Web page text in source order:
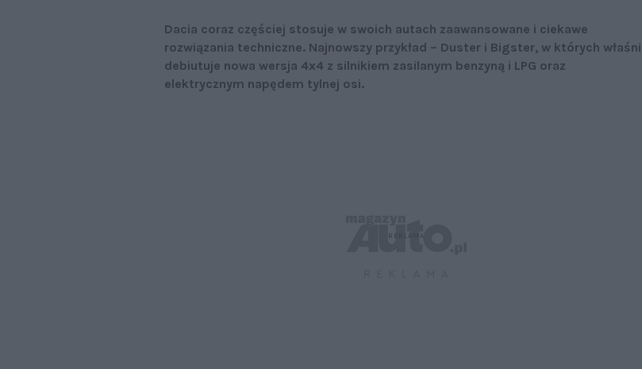
Dacia coraz częściej stosuje w swoich autach zaawansowane i ciekawe
rozwiązania techniczne. Najnowszy przykład – Duster i Bigster, w których
debiutuje nowa wersja 4x4 z silnikiem zasilanym benzyną i LPG oraz
elektrycznym napędem tylnej osi.